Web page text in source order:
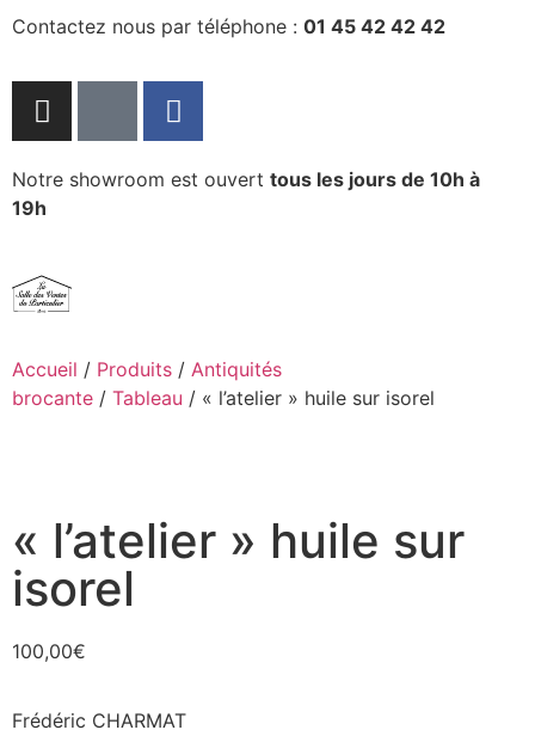
Contactez nous par téléphone : 01 45 42 42 42
Notre showroom est ouvert tous les jours de 10h à
19h
Accueil / Produits / Antiquités
brocante / Tableau / « l’atelier » huile sur isorel
« l’atelier » huile sur
isorel
100,00€
Frédéric CHARMAT